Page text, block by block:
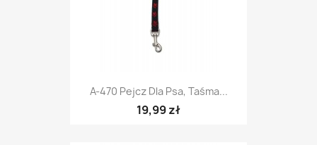
A-470 Pejcz Dla Psa, Taśma...
19,99 zł